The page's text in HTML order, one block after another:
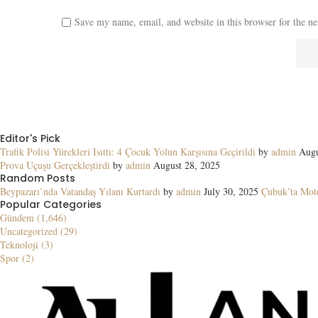
Save my name, email, and website in this browser for the
Editor's Pick
Trafik Polisi Yürekleri Isıttı: 4 Çocuk Yolun Karşısına Geçirildi by admin
Prova Uçuşu Gerçekleştirdi by admin August 28, 2025
Random Posts
Beypazarı’nda Vatandaş Yılanı Kurtardı by admin July 30, 2025 Çubuk’ta
Popular Categories
Gündem (1,646)
Uncategorized (29)
Teknoloji (3)
Spor (2)